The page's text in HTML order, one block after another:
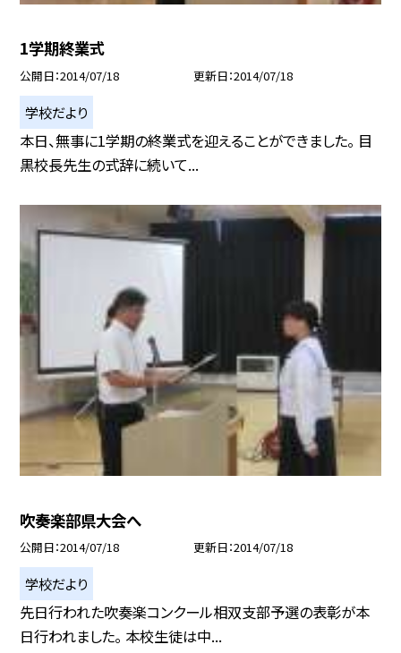
1学期終業式
公開日 2014/07/18 更新日 2014/07/18
学校だより
本日、無事に1学期の終業式を迎えることができました。 目
黒校長先生の式辞に続いて...
吹奏楽部県大会へ
公開日 2014/07/18 更新日 2014/07/18
学校だより
先日行われた吹奏楽コンクール相双支部予選の表彰が本
日行われました。 本校生徒は中...